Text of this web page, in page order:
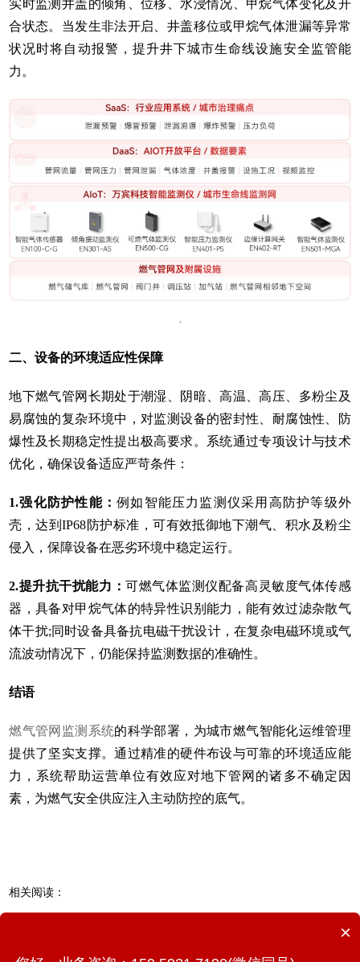
实时监测井盖的倾角、位移、水浸情况、甲烷气体变化及开
合状态。当发生非法开启、井盖移位或甲烷气体泄漏等异常
状况时将自动报警，提升井下城市生命线设施安全监管能
力。
二、设备的环境适应性保障
地下燃气管网长期处于潮湿、阴暗、高温、高压、多粉尘及
易腐蚀的复杂环境中，对监测设备的密封性、耐腐蚀性、防
爆性及长期稳定性提出极高要求。系统通过专项设计与技术
优化，确保设备适应严苛条件：
1.强化防护性能：例如智能压力监测仪采用高防护等级外
壳，达到IP68防护标准，可有效抵御地下潮气、积水及粉尘
侵入，保障设备在恶劣环境中稳定运行。
2.提升抗干扰能力：可燃气体监测仪配备高灵敏度气体传感
器，具备对甲烷气体的特异性识别能力，能有效过滤杂散气
体干扰;同时设备具备抗电磁干扰设计，在复杂电磁环境或气
流波动情况下，仍能保持监测数据的准确性。
结语
燃气管网监测系统的科学部署，为城市燃气智能化运维管理
提供了坚实支撑。通过精准的硬件布设与可靠的环境适应能
力，系统帮助运营单位有效应对地下管网的诸多不确定因
素，为燃气安全供应注入主动防控的底气。
相关阅读：
有哪些井盖安全监测方法?
×